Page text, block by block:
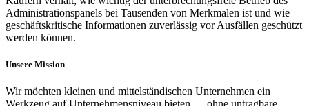
Administrationspanels bei Tausenden von Merkmalen ist und wie
geschäftskritische Informationen zuverlässig vor Ausfällen geschützt
werden können.
Unsere Mission
Wir möchten kleinen und mittelständischen Unternehmen ein